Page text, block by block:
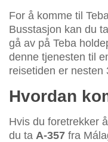
For å komme til
Busstasjon kan du
gå av på Teba
denne tjenesten til
reisetiden er nesten
Hvordan
Hvis du foretrekker
du ta A-357 fra